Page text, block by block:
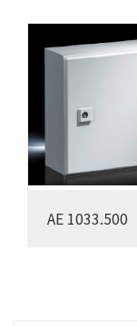
AE 1033.500